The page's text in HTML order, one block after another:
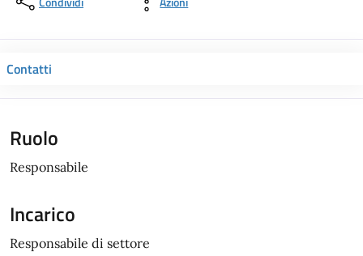
Contatti
Ruolo
Responsabile
Incarico
Responsabile di settore